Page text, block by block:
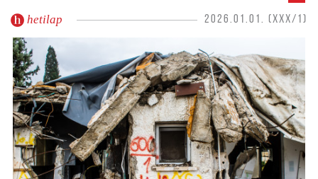
hetilap 2026.01.01. (XXX/1)